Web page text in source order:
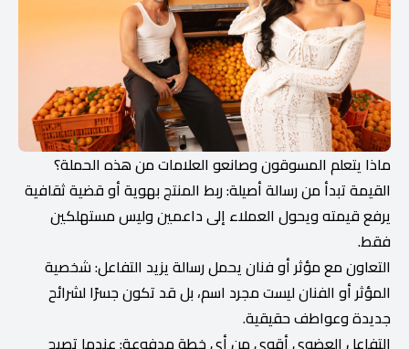
ماذا يتعلم المسوقون وصانعو العلامات من هذه الحملة؟
القيمة تبدأ من رسالة أصيلة: ربط المنتج بهوية أو قضية ثقافية
يرفع قيمته ويحول العملاء إلى داعمين وليس مستهلكين
فقط.
التعاون مع مؤثر أو فنان يحمل رسالة يزيد التفاعل: شخصية
المؤثر أو الفنان ليست مجرد اسم، بل قد تكون جسرًا لشرائح
جديدة وعواطف حقيقية.